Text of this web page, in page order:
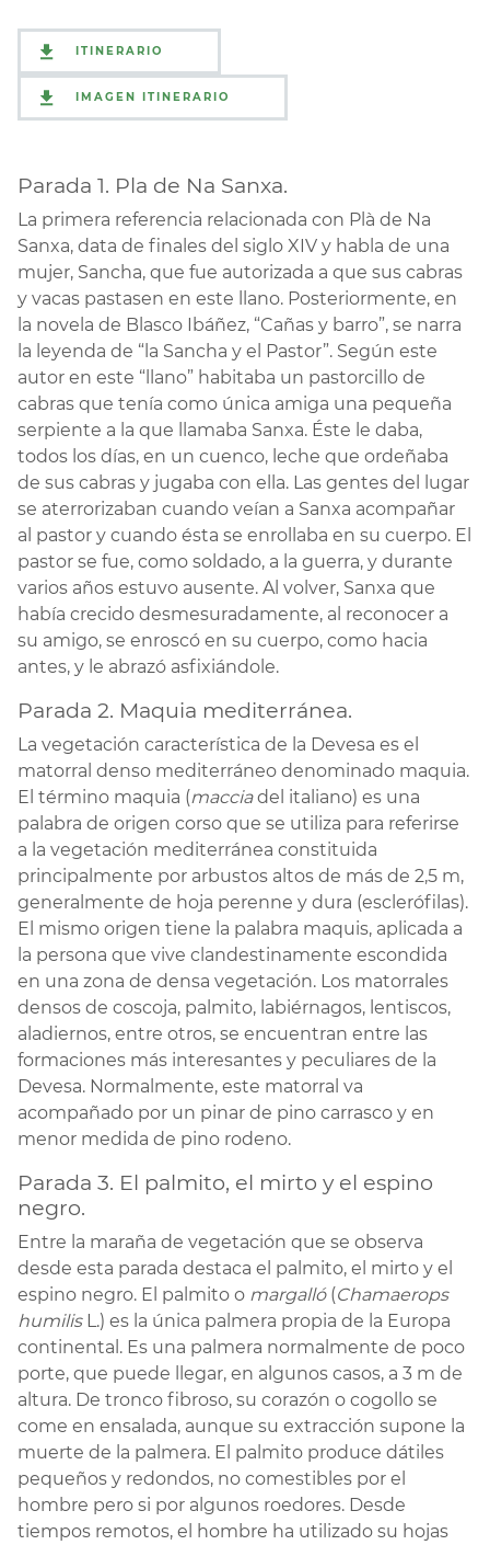
ITINERARIO
IMAGEN ITINERARIO
Parada 1. Pla de Na Sanxa.
La primera referencia relacionada con Plà de Na
Sanxa, data de finales del siglo XIV y habla de una
mujer, Sancha, que fue autorizada a que sus cabras
y vacas pastasen en este llano. Posteriormente, en
la novela de Blasco Ibáñez, “Cañas y barro”, se narra
la leyenda de “la Sancha y el Pastor”. Según este
autor en este “llano” habitaba un pastorcillo de
cabras que tenía como única amiga una pequeña
serpiente a la que llamaba Sanxa. Éste le daba,
todos los días, en un cuenco, leche que ordeñaba
de sus cabras y jugaba con ella. Las gentes del lugar
se aterrorizaban cuando veían a Sanxa acompañar
al pastor y cuando ésta se enrollaba en su cuerpo. El
pastor se fue, como soldado, a la guerra, y durante
varios años estuvo ausente. Al volver, Sanxa que
había crecido desmesuradamente, al reconocer a
su amigo, se enroscó en su cuerpo, como hacia
antes, y le abrazó asfixiándole.
Parada 2. Maquia mediterránea.
La vegetación característica de la Devesa es el
matorral denso mediterráneo denominado maquia.
El término maquia (macciadel italiano) es una
palabra de origen corso que se utiliza para referirse
a la vegetación mediterránea constituida
principalmente por arbustos altos de más de 2,5 m,
generalmente de hoja perenne y dura (esclerófilas).
El mismo origen tiene la palabra maquis, aplicada a
la persona que vive clandestinamente escondida
en una zona de densa vegetación. Los matorrales
densos de coscoja, palmito, labiérnagos, lentiscos,
aladiernos, entre otros, se encuentran entre las
formaciones más interesantes y peculiares de la
Devesa. Normalmente, este matorral va
acompañado por un pinar de pino carrasco y en
menor medida de pino rodeno.
Parada 3. El palmito, el mirto y el espino
negro.
Entre la maraña de vegetación que se observa
desde esta parada destaca el palmito, el mirto y el
espino negro. El palmito o margalló (Chamaerops
humilisL.) es la única palmera propia de la Europa
continental. Es una palmera normalmente de poco
porte, que puede llegar, en algunos casos, a 3 m de
altura. De tronco fibroso, su corazón o cogollo se
come en ensalada, aunque su extracción supone la
muerte de la palmera. El palmito produce dátiles
pequeños y redondos, no comestibles por el
hombre pero si por algunos roedores. Desde
tiempos remotos, el hombre ha utilizado su hojas